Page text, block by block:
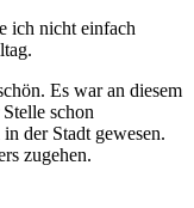
ich nicht einfach
Es war an diesem
schon
der Stadt gewesen.
zugehen.